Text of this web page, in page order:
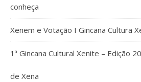
conheça
Xenem e Votação I Gincana Cultura
1ª Gincana Cultural Xenite – Edição
de Xena